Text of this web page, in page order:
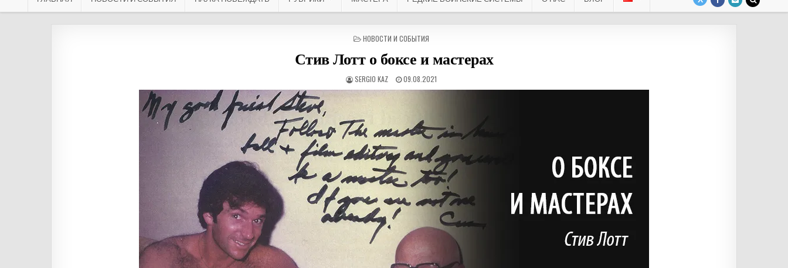
ОПУБЛИКОВАНО В
НОВОСТИ И СОБЫТИЯ
Стив Лотт о боксе и мастерах
АВТОР:
SERGIO KAZ ДАТА ПУБЛИКАЦИИ:
09.08.2021